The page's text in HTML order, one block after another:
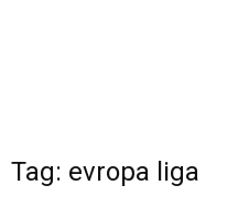
Tag: evropa liga